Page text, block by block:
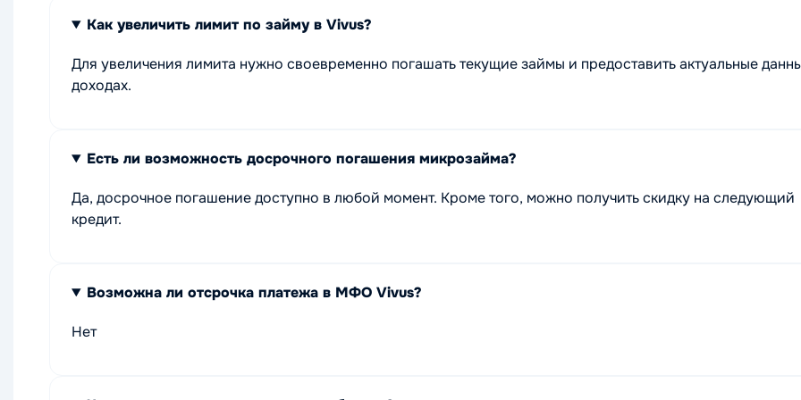
Как увеличить лимит по займу в Vivus?
Для увеличения лимита нужно своевременно погашать текущие займы и предоставить актуальные
доходах.
Есть ли возможность досрочного погашения микрозайма?
Да, досрочное погашение доступно в любой момент. Кроме того, можно получить скидку на следующий
кредит.
Возможна ли отсрочка платежа в МФО Vivus?
Нет